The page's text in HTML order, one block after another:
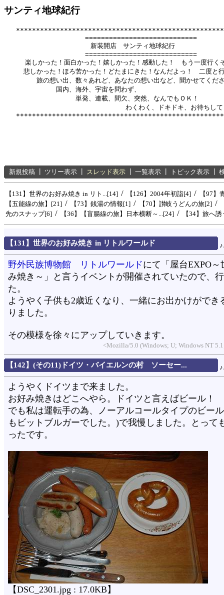
サンティ地球紀行
          　　       ============================
              　      新装開店　サンティ地球紀行
          　　       ============================
楽しかった！面白かった！嬉しかった！感動した！　もう一度行く
悲しかった！ほろ苦かった！どたまにきた！なんだよっ！　二度と
旅の想い出、数々あれど、あなたの想い出など、聞かせてくだ
国内、海外、宇宙を問わず、
単発、連載、間欠、突然、なんでもＯＫ！
わくわく、ドキドキ、お待ちしてま
新規投稿 ツリー表示 スレッド表示 一覧表示 トピック表示
【131】世界のお好み焼き in リト...[14] / 【126】2004年初詣[4] /
【97
【五能線の旅】[21] / 【73】銭湯の情報[1] / 【70】讃岐うどんの旅[2] /
先のスナップ[6] / 【36】【盲腸線の旅】日本横断～...[24] / 【34】旅へ
【131】世界のお好み焼き in リトルワールド
野外民族博物館 リトルワールドにて「屋台EXPO～
み焼き～」と言うイベントが開催されていたので、
た。
ようやく子供も2歳近くなり、一緒にお出かけができ
りました。
その模様を徐々にアップしていきます。
<Mozilla/5.0 (Windows; U; Windows NT
【142】(その11)ドイツ・バイエルンの村 ソーセー...
ようやくドイツまで来ました。
お好み焼きはどこへやら。ドイツと言えばビール！
でも私は運転手の為、ノーアルコールタイプのビー
もビットブルガーでした。)で我慢しました。とって
ったです。
【DSC_2301.jpg : 17.0KB】